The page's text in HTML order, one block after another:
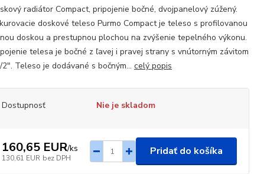
radiátor Compact, pripojenie bočné, dvojpanelový zúžený.
doskové teleso Purmo Compact je teleso s profilovanou
doskou a prestupnou plochou na zvýšenie tepelného výkonu.
telesa je bočné z ľavej i pravej strany s vnútorným závitom
2". Teleso je dodávané s bočným... celý popis
Dostupnosť Nie je skladom
160,65 EUR/ks
130,61 EUR bez DPH
Pridať do košíka